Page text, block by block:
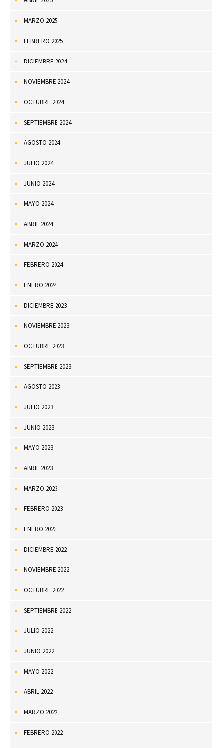
MARZO 2025
FEBRERO 2025
DICIEMBRE 2024
NOVIEMBRE 2024
OCTUBRE 2024
SEPTIEMBRE 2024
AGOSTO 2024
JULIO 2024
JUNIO 2024
MAYO 2024
ABRIL 2024
MARZO 2024
FEBRERO 2024
ENERO 2024
DICIEMBRE 2023
NOVIEMBRE 2023
OCTUBRE 2023
SEPTIEMBRE 2023
AGOSTO 2023
JULIO 2023
JUNIO 2023
MAYO 2023
ABRIL 2023
MARZO 2023
FEBRERO 2023
ENERO 2023
DICIEMBRE 2022
NOVIEMBRE 2022
OCTUBRE 2022
SEPTIEMBRE 2022
JULIO 2022
JUNIO 2022
MAYO 2022
ABRIL 2022
MARZO 2022
FEBRERO 2022